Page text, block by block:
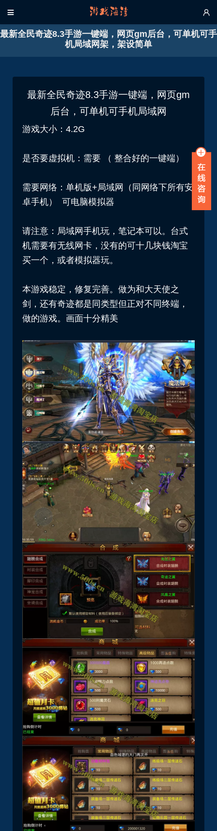
 
最新全民奇迹8.3手游一键端，网页gm后台，可单机可手
机局域网架，架设简单
最新全民奇迹8.3手游一键端，网页gm
后台，可单机可手机局域网
游戏大小：4.2G
是否要虚拟机：需要 （ 整合好的一键端）
需要网络：单机版+局域网（同网络下所有安
卓手机） 可电脑模拟器
请注意：局域网手机玩，笔记本可以。台式
机需要有无线网卡，没有的可十几块钱淘宝
买一个，或者模拟器玩。
本游戏稳定，修复完善。做为和大天使之
剑，还有奇迹都是同类型但正对不同终端，
做的游戏。画面十分精美